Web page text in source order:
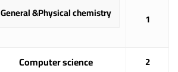
1
General &Physical chemistry
2
Computer science